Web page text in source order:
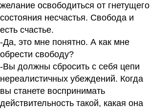
желание освободиться от гнетущего
состояния несчастья. Свобода и
есть счастье.
-Да, это мне понятно. А как мне
обрести свободу?
-Вы должны сбросить с себя цепи
нереалистичных убеждений. Когда
вы станете воспринимать
действительность такой, какая она